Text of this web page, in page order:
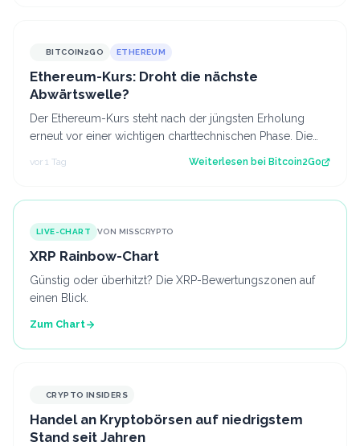
BITCOIN2GO ETHEREUM
Ethereum-Kurs: Droht die nächste
Abwärtswelle?
Der Ethereum-Kurs steht nach der jüngsten Erholung
erneut vor einer wichtigen charttechnischen Phase. Die
vor 1 Tag Weiterlesen bei Bitcoin2Go
LIVE-CHART VON MISSCRYPTO
XRP Rainbow-Chart
Günstig oder überhitzt? Die XRP-Bewertungszonen auf
einen Blick.
Zum Chart
CRYPTO INSIDERS
Handel an Kryptobörsen auf niedrigstem
Stand seit Jahren